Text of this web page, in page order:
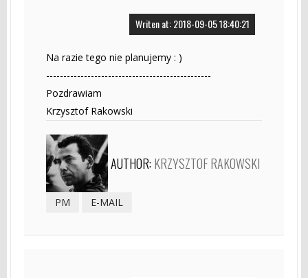
Writen at: 2018-09-05 18:40:21
Na razie tego nie planujemy : )
------------------------------------------------
Pozdrawiam
Krzysztof Rakowski
AUTHOR: KRZYSZTOF RAKOWSKI
PM E-MAIL